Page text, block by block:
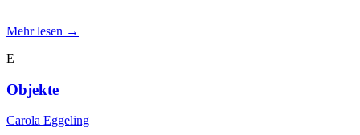
Mehr lesen →
E
Objekte
Carola Eggeling